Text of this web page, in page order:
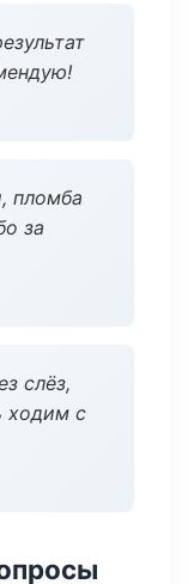
пломба
за
слёз,
ходим с